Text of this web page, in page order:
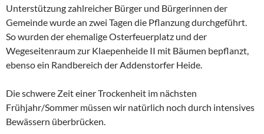
Unterstützung zahlreicher Bürger und Bürgerinnen der
Gemeinde wurde an zwei Tagen die Pflanzung durchgeführt.
So wurden der ehemalige Osterfeuerplatz und der
Wegeseitenraum zur Klaepenheide II mit Bäumen bepflanzt,
ebenso ein Randbereich der Addenstorfer Heide.
Die schwere Zeit einer Trockenheit im nächsten
Frühjahr/Sommer müssen wir natürlich noch durch intensives
Bewässern überbrücken.